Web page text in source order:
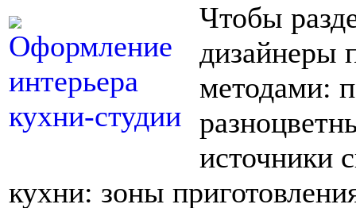
Чтобы
дизайнеры
методами:
источники
кухни: зоны